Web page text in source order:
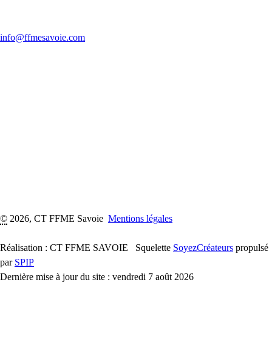
info@ffmesavoie.com
© 2026, CT FFME Savoie Mentions légales
Réalisation : CT FFME SAVOIE Squelette SoyezCréateurs propulsé
par SPIP
Dernière mise à jour du site : vendredi 7 août 2026